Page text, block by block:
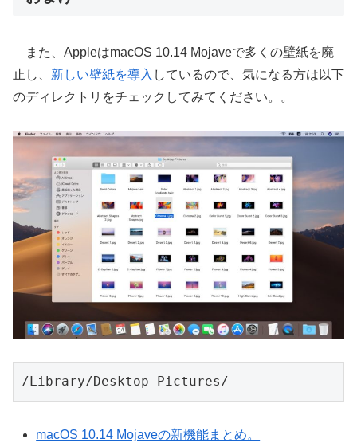
また、AppleはmacOS 10.14 Mojaveで多くの壁紙を廃
止し、 新しい壁紙を導入 しているので、気になる方は以下
のディレクトリをチェックしてみてください。。
/Library/Desktop Pictures/
macOS 10.14 Mojaveの新機能まとめ。